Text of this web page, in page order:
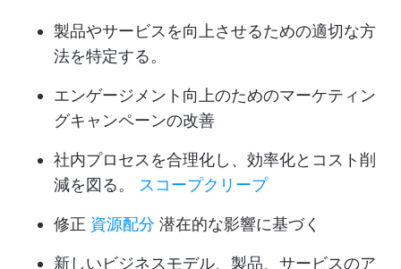
製品やサービスを向上させるための適切な方
法を特定する。
エンゲージメント向上のためのマーケティン
グキャンペーンの改善
社内プロセスを合理化し、効率化とコスト削
減を図る。
スコープクリープ
修正 資源配分 潜在的な影響に基づく
新しいビジネスモデル、製品、サービスのア